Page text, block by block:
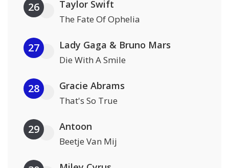
26 Taylor Swift
The Fate Of Ophelia
27 Lady Gaga & Bruno Mars
Die With A Smile
28 Gracie Abrams
That's So True
29 Antoon
Beetje Van Mij